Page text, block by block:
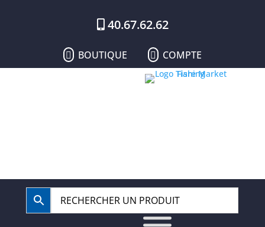
40.67.62.62
 BOUTIQUE  COMPTE